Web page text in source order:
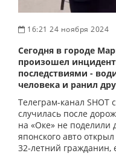
16:21 24 ноября 2024
Сегодня в городе
произошел
последствиями -
человека и ранил
Телеграм-канал SHOT
случилась после
на «Оке» не поделили
японского авто
32-летний гражданин,